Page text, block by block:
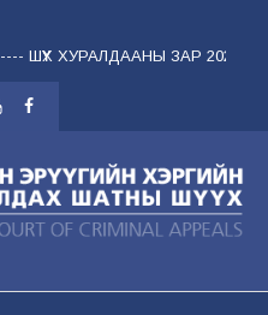
-- ШҮҮХ ХУРАЛДААНЫ ЗАР